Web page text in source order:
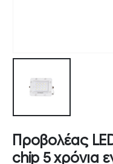
Προβολέας
chip 5 χρόνια